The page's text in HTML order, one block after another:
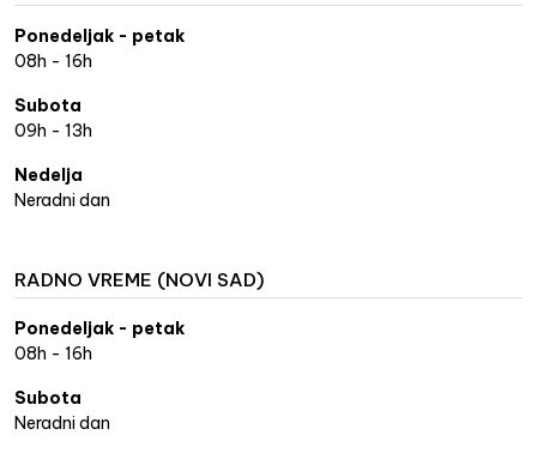
Ponedeljak - petak
08h - 16h
Subota
09h - 13h
Nedelja
Neradni dan
RADNO VREME (NOVI SAD)
Ponedeljak - petak
08h - 16h
Subota
Neradni dan